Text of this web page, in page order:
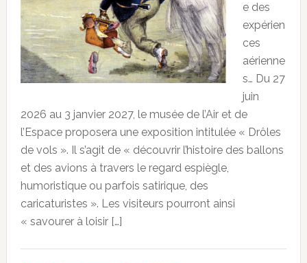
e des
expérien
ces
aérienne
s… Du 27
juin
2026 au 3 janvier 2027, le musée de l’Air et de
l’Espace proposera une exposition intitulée « Drôles
de vols ». Il s’agit de « découvrir l’histoire des ballons
et des avions à travers le regard espiègle,
humoristique ou parfois satirique, des
caricaturistes ». Les visiteurs pourront ainsi
« savourer à loisir […]